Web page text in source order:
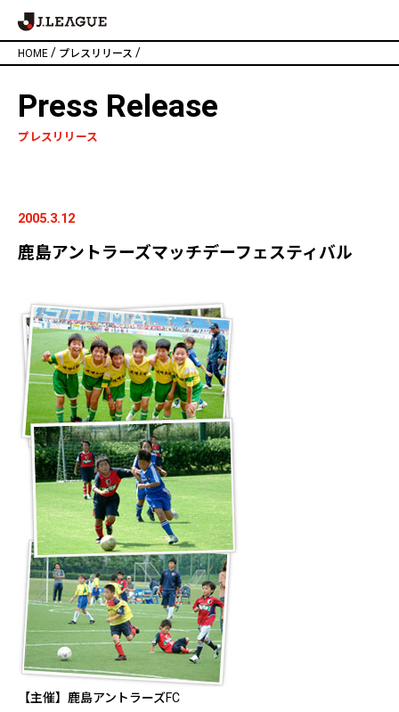
HOME / プレスリリース /
Press Release
プレスリリース
2005.3.12
鹿島アントラーズマッチデーフェスティバル
【主催】鹿島アントラーズFC